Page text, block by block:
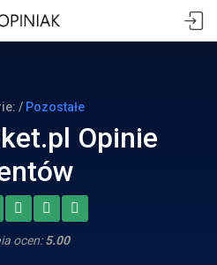
/ Pozostałe
Opinie
ocen:5.00